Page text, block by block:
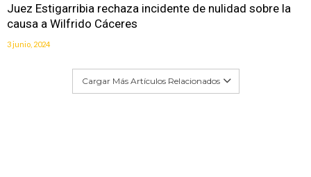
Juez Estigarribia rechaza incidente de nulidad sobre la
causa a Wilfrido Cáceres
3 junio, 2024
Cargar Más Artículos Relacionados